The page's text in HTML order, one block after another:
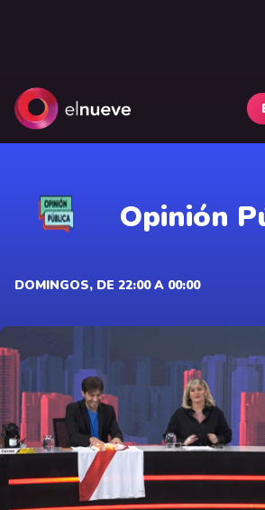
Opinión
DOMINGOS, DE 22:00 A 00:00